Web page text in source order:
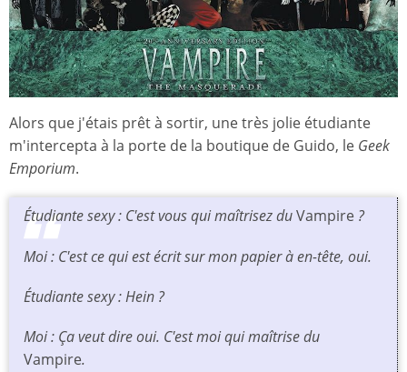
Alors que j'étais prêt à sortir, une très jolie étudiante
m'intercepta à la porte de la boutique de Guido, le Geek
Emporium.
Étudiante sexy : C'est vous qui maîtrisez duVampire ?
Moi : C'est ce qui est écrit sur mon papier à en-tête, oui.
Étudiante sexy : Hein ?
Moi : Ça veut dire oui. C'est moi qui maîtrise du
Vampire.